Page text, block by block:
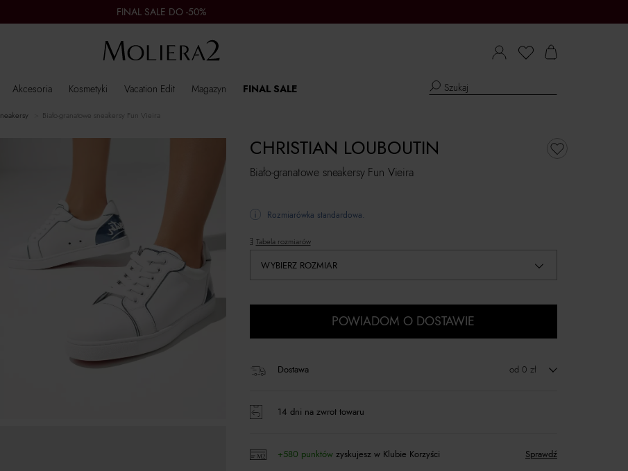
FINAL SALE DO -50%
Akcesoria Kosmetyki Vacation Edit Magazyn FINAL SALE
sneakersy Biało-granatowe sneakersy Fun Vieira
Biało-granatowe sneakersy Fun Vieira
CHRISTIAN LOUBOUTIN
Rozmiarówka standardowa.
Tabela rozmiarów
WYBIERZ ROZMIAR
POWIADOM O DOSTAWIE
Dostawa od 0 zł
14 dni na zwrot towaru
+580 punktówzyskujesz w Klubie Korzyści Sprawdź